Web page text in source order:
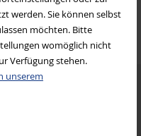
werden. Sie können selbst
möchten. Bitte
womöglich nicht
Verfügung stehen.
unserem